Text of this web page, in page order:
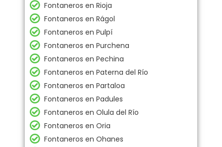
Fontaneros en Rioja
Fontaneros en Rágol
Fontaneros en Pulpí
Fontaneros en Purchena
Fontaneros en Pechina
Fontaneros en Paterna del Río
Fontaneros en Partaloa
Fontaneros en Padules
Fontaneros en Olula del Río
Fontaneros en Oria
Fontaneros en Ohanes